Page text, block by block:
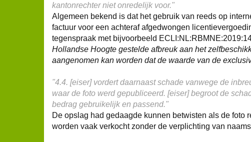
kantonrechter niet onredelijk voor."
Algemeen bekend is dat het gebruik van reeds op
factuur voor een achteraf afgedwongen
tegenspraak met bijvoorbeeld
Hollandse Hoogte gestelde afbreuk aan het
aangenomen kan worden dat de waarde van de
"4.4. [eiser] vordert daarnaast schade vanwege de
waar de foto werd gepubliceerd. [eiser] begroot de
bedrag gebruikelijk en passend."
De opslag had gedaagde kunnen betwisten als de foto
worden vaak verkocht zonder de verplichting van